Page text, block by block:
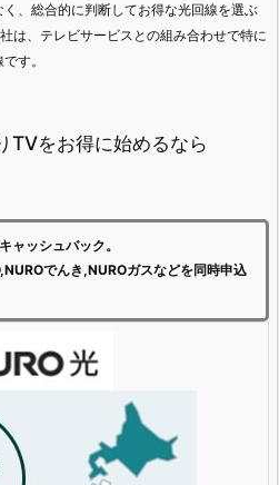
、総合的に判断してお得な光回線を選ぶ
は、テレビサービスとの組み合わせで特に
す。
をお得に始めるなら
ャッシュバック。
でんき,NUROガスなどを同時申込